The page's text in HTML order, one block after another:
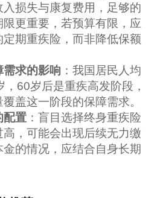
损失与康复费用，足够的
更重要，若预算有限，应
期重疾险，而非降低保额
求的影响 ：我国居民人均
60岁后是重疾高发阶段，
盖这一阶段的保障需求。
配置：盲目选择终身重疾险
，可能会出现后续无力缴
的情况，应结合自身长期